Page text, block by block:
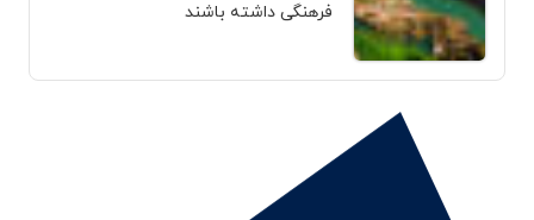
فرهنگی داشته باشند